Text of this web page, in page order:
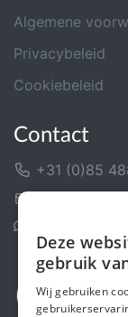
Algemene
Privacybeleid
Cookiebeleid
Contact
+31 (0)85
Deze
gebruik
Wij gebruiken